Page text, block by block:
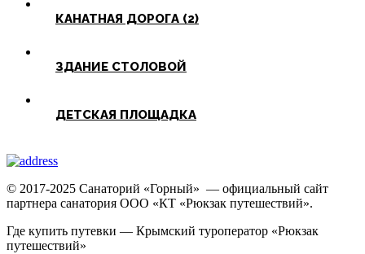
КАНАТНАЯ ДОРОГА (2)
ЗДАНИЕ СТОЛОВОЙ
ДЕТСКАЯ ПЛОЩАДКА
© 2017-2025 Санаторий «Горный» — официальный сайт
партнера санатория ООО «КТ «Рюкзак путешествий».
Где купить путевки — Крымский туроператор «Рюкзак
путешествий»